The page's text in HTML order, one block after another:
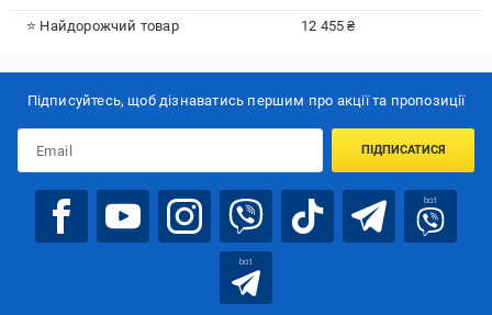
⭐ Найдорожчий товар 12 455 ₴
Підписуйтесь, щоб дізнаватись першим про акції та пропозиції
ПІДПИСАТИСЯ
bot
bot